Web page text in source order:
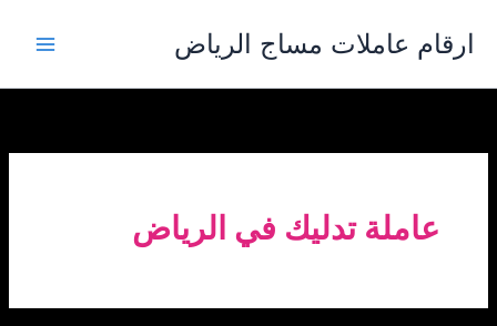
المحتوى
ارقام عاملات مساج الرياض
عاملة تدليك في الرياض